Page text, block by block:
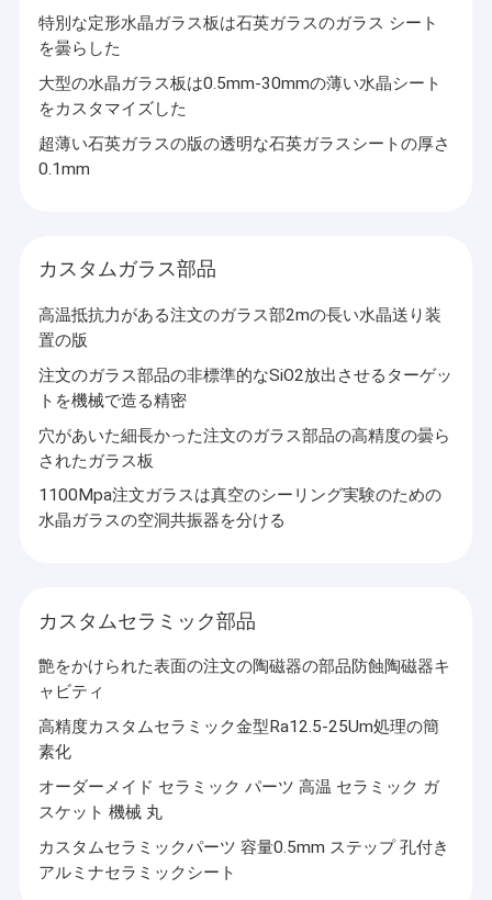
カスタムガラス部品
カスタムセラミック部品
機械を作る移動式ガラス蓋
光学結晶
特別な定形水晶ガラス板は石英ガラスのガラス シート
を曇らした
大型の水晶ガラス板は0.5mm-30mmの薄い水晶シート
をカスタマイズした
超薄い石英ガラスの版の透明な石英ガラスシートの厚さ
0.1mm
カスタムガラス部品
高温抵抗力がある注文のガラス部2mの長い水晶送り装
置の版
注文のガラス部品の非標準的なSiO2放出させるターゲッ
トを機械で造る精密
穴があいた細長かった注文のガラス部品の高精度の曇ら
されたガラス板
1100Mpa注文ガラスは真空のシーリング実験のための
水晶ガラスの空洞共振器を分ける
カスタムセラミック部品
艶をかけられた表面の注文の陶磁器の部品防蝕陶磁器キ
ャビティ
高精度カスタムセラミック金型Ra12.5-25Um処理の簡
素化
オーダーメイド セラミック パーツ 高温 セラミック ガ
スケット 機械 丸
カスタムセラミックパーツ 容量0.5mm ステップ 孔付き
アルミナセラミックシート